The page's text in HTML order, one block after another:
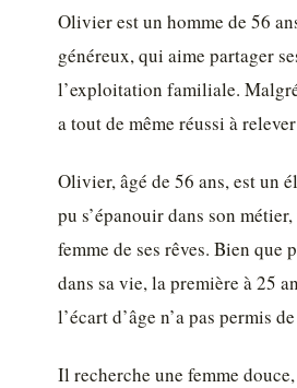
Olivier est un homme de 56
généreux, qui aime partager
l’exploitation familiale.
a tout de même réussi à
Olivier, âgé de 56 ans, est un
pu s’épanouir dans son
femme de ses rêves. Bien
dans sa vie, la première à 25
l’écart d’âge n’a pas permis
Il recherche une femme